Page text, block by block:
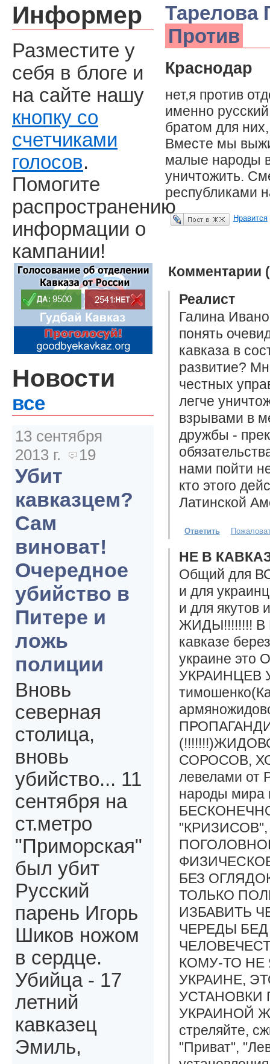
Тарелова
Против
Краснодар
нет,я против
именно
братом для
Вместе мы
малые народы
уничтожить.
республиками
Опубликовать в ЖЖ Нравится
Комментарии
Реалист
Галина
понять
кавказа в
развитие?
честных
легче
взрывами в
дружбы -
нами пойти
кто этого
Латинской
Ответить
НЕ В
Общий для
и для
и для якутов
ЖИДЫ!!!!!!!! В
кавказе
украине
УКРАИНЦЕВ
СОРОСОВ,
левелами
народы
БЕЗ
ТОЛЬКО
ИЗБАВИТЬ
ЧЕРЕДЫ
КОМУ-ТО НЕ
УКРАИНЕ,
УСТАНОВКИ
УКРАИНОЙ
стреляйте,
"Приват",
Информер
Разместите у
себя в блоге и
на сайте нашу
кнопку со
счетчиками
голосов.
Помогите
распространению
информации о
кампании!
Новости
все
13 сентября
2013 г.
19
Убит
кавказцем?
Сам
виноват!
Очередное
убийство в
Питере и
ложь
полиции
Вновь
северная
столица,
вновь
убийство... 11
сентября на
ст.метро
"Приморская"
был убит
Русский
парень Игорь
Шиков ножом
в сердце.
Убийца - 17
летний
кавказец
Эмиль,